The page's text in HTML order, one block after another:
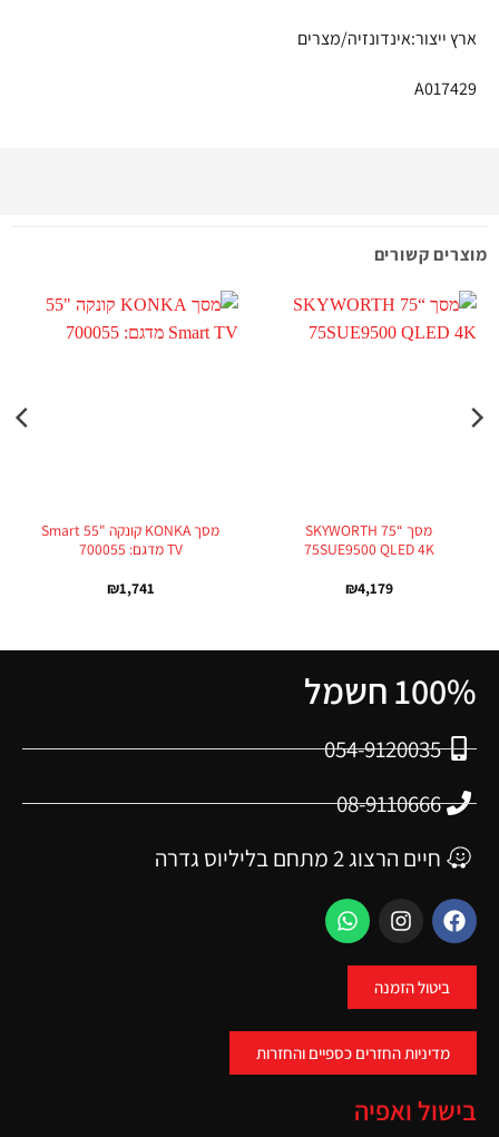
ארץ ייצור:אינדונזיה/מצרים
A017429
מוצרים קשורים
מסך “75 SKYWORTH
75SUE9500 QLED 4K
₪4,179
מסך KONKA קונקה "55 Smart
TV מדגם: 700055
₪1,741
100% חשמל
054-9120035
08-9110666
חיים הרצוג 2 מתחם בליליוס גדרה
ביטול הזמנה
מדיניות החזרים כספיים והחזרות
בישול ואפיה